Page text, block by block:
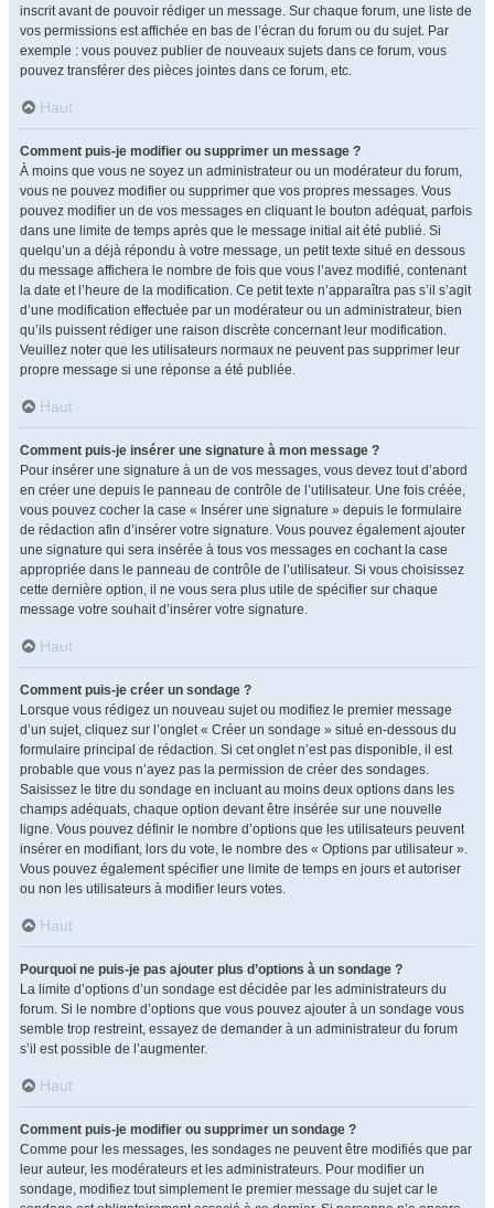
inscrit avant de pouvoir rédiger un message. Sur chaque forum, une liste de
vos permissions est affichée en bas de l’écran du forum ou du sujet. Par
exemple : vous pouvez publier de nouveaux sujets dans ce forum, vous
pouvez transférer des pièces jointes dans ce forum, etc.
Haut
Comment puis-je modifier ou supprimer un message ?
À moins que vous ne soyez un administrateur ou un modérateur du forum,
vous ne pouvez modifier ou supprimer que vos propres messages. Vous
pouvez modifier un de vos messages en cliquant le bouton adéquat, parfois
dans une limite de temps après que le message initial ait été publié. Si
quelqu’un a déjà répondu à votre message, un petit texte situé en dessous
du message affichera le nombre de fois que vous l’avez modifié, contenant
la date et l’heure de la modification. Ce petit texte n’apparaîtra pas s’il s’agit
d’une modification effectuée par un modérateur ou un administrateur, bien
qu’ils puissent rédiger une raison discrète concernant leur modification.
Veuillez noter que les utilisateurs normaux ne peuvent pas supprimer leur
propre message si une réponse a été publiée.
Haut
Comment puis-je insérer une signature à mon message ?
Pour insérer une signature à un de vos messages, vous devez tout d’abord
en créer une depuis le panneau de contrôle de l’utilisateur. Une fois créée,
vous pouvez cocher la case « Insérer une signature » depuis le formulaire
de rédaction afin d’insérer votre signature. Vous pouvez également ajouter
une signature qui sera insérée à tous vos messages en cochant la case
appropriée dans le panneau de contrôle de l’utilisateur. Si vous choisissez
cette dernière option, il ne vous sera plus utile de spécifier sur chaque
message votre souhait d’insérer votre signature.
Haut
Comment puis-je créer un sondage ?
Lorsque vous rédigez un nouveau sujet ou modifiez le premier message
d’un sujet, cliquez sur l’onglet « Créer un sondage » situé en-dessous du
formulaire principal de rédaction. Si cet onglet n’est pas disponible, il est
probable que vous n’ayez pas la permission de créer des sondages.
Saisissez le titre du sondage en incluant au moins deux options dans les
champs adéquats, chaque option devant être insérée sur une nouvelle
ligne. Vous pouvez définir le nombre d’options que les utilisateurs peuvent
insérer en modifiant, lors du vote, le nombre des « Options par utilisateur ».
Vous pouvez également spécifier une limite de temps en jours et autoriser
ou non les utilisateurs à modifier leurs votes.
Haut
Pourquoi ne puis-je pas ajouter plus d’options à un sondage ?
La limite d’options d’un sondage est décidée par les administrateurs du
forum. Si le nombre d’options que vous pouvez ajouter à un sondage vous
semble trop restreint, essayez de demander à un administrateur du forum
s’il est possible de l’augmenter.
Haut
Comment puis-je modifier ou supprimer un sondage ?
Comme pour les messages, les sondages ne peuvent être modifiés que par
leur auteur, les modérateurs et les administrateurs. Pour modifier un
sondage, modifiez tout simplement le premier message du sujet car le